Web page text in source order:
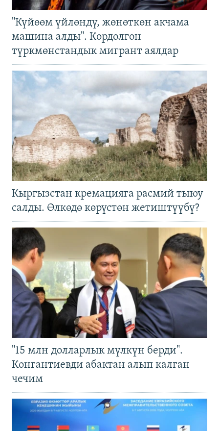
"Күйөөм үйлөндү, жөнөткөн акчама
машина алды". Кордолгон
түркмөнстандык мигрант аялдар
Кыргызстан кремацияга расмий тыюу
салды. Өлкөдө көрүстөн жетиштүүбү?
"15 млн долларлык мүлкүн берди".
Конгантиевди абактан алып калган
чечим